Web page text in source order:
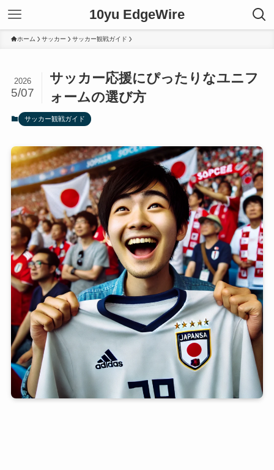
10yu EdgeWire
ホーム サッカー サッカー観戦ガイド
サッカー応援にぴったりなユニフ
ォームの選び方
2026
5/07
サッカー観戦ガイド